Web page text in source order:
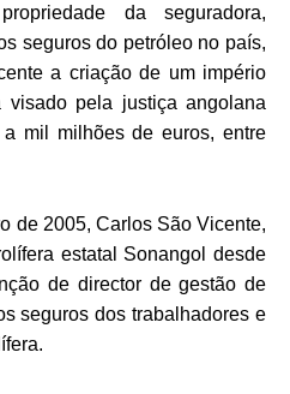
da seguradora,
seguros do petróleo no país,
a criação de um império
visado pela justiça angolana
mil milhões de euros, entre
de 2005, Carlos São Vicente,
estatal Sonangol desde
de director de gestão de
seguros dos trabalhadores e